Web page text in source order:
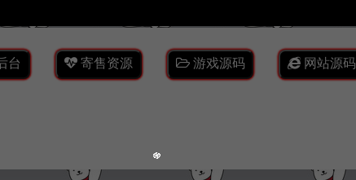
台 寄售资源 游戏源码 网站源码